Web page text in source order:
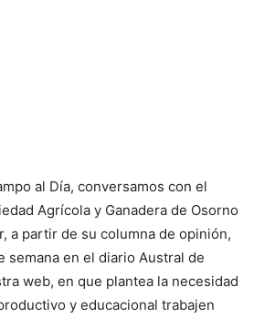
al Día, conversamos con el
Agrícola y Ganadera de Osorno
a partir de su columna de opinión,
semana en el diario Austral de
web, en que plantea la necesidad
y educacional trabajen